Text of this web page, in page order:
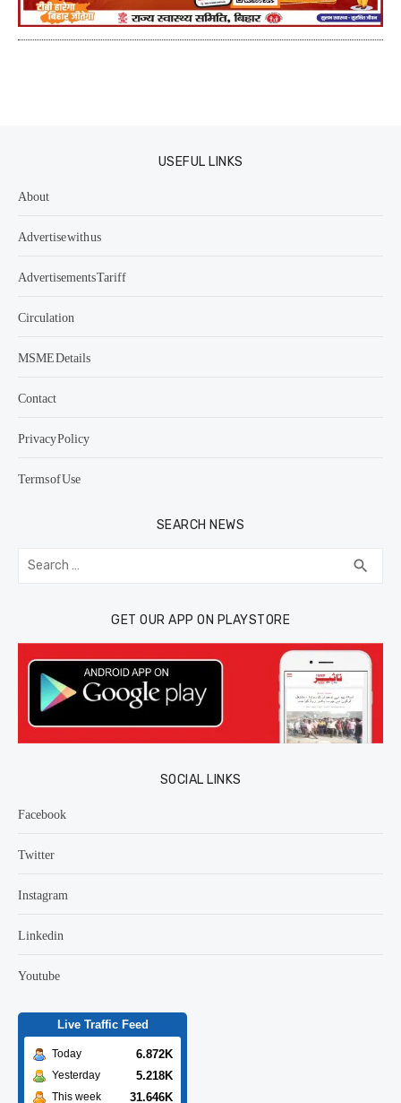
USEFUL LINKS
About
Advertise with us
Advertisements Tariff
Circulation
MSME Details
Contact
Privacy Policy
Terms of Use
SEARCH NEWS
Search
for: search
GET OUR APP ON PLAYSTORE
SOCIAL LINKS
Facebook
Twitter
Instagram
Linkedin
Youtube
Live Traffic Feed
Today 6.872K
Yesterday 5.218K
This week 31.646K